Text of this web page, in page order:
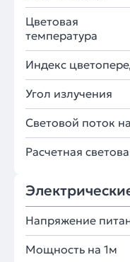
Цветовая
температура
Индекс
Угол излучения
Световой поток
Расчетная
Напряжение
Мощность на 1м